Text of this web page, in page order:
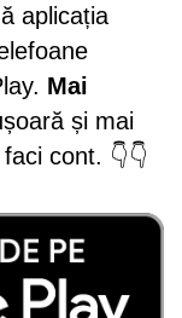
aplicația
Mai
și mai
cont. 👇👇